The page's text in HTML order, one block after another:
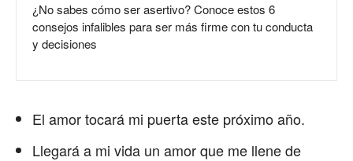
¿No sabes cómo ser asertivo? Conoce estos 6
consejos infalibles para ser más firme con tu conducta
y decisiones
El amor tocará mi puerta este próximo año.
Llegará a mi vida un amor que me llene de